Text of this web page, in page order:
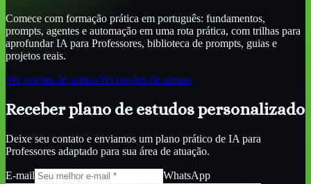
Comece com formação prática em português: fundamentos,
prompts, agentes e automação em uma rota prática, com trilhas para
aprofundarIA para Professores, biblioteca de prompts, guias e
projetos reais.
Ver opções de acessoVer opções de acesso
Receber plano de estudos personalizado
Deixe seu contato e enviamos um plano prático de IA para
Professores adaptado para sua área de atuação.
E-mail WhatsApp